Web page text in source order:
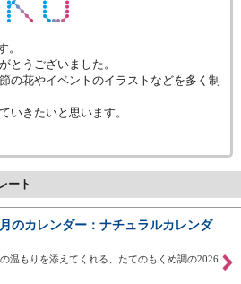
。
とうございました。
の花やイベントのイラストなどを多く制
いきたいと思います。
ート
のカレンダー：ナチュラルカレンダ
温もりを添えてくれる、たてのもくめ調の2026